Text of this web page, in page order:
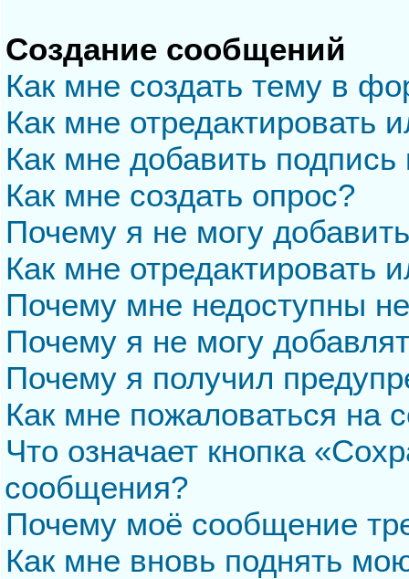
Создание сообщений
Как мне создать тему в
Как мне отредактировать
Как мне добавить
Как мне создать опрос?
Почему я не могу
Как мне отредактировать
Почему мне недоступны
Почему я не могу
Почему я получил
Как мне пожаловаться на
Что означает кнопка
сообщения?
Почему моё сообщение
Как мне вновь поднять